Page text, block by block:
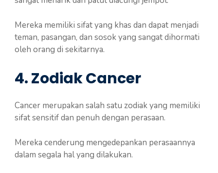
Mereka memiliki sifat yang khas dan dapat menjadi
teman, pasangan, dan sosok yang sangat dihormati
oleh orang di sekitarnya.
4. Zodiak Cancer
Cancer merupakan salah satu zodiak yang memiliki
sifat sensitif dan penuh dengan perasaan.
Mereka cenderung mengedepankan perasaannya
dalam segala hal yang dilakukan.